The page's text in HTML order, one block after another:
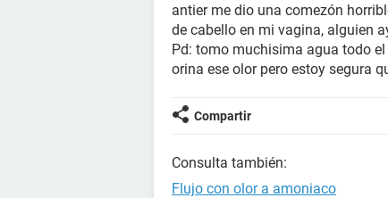
antier me dio una comezón
de cabello en mi vagina, alguien
Pd: tomo muchisima agua todo
orina ese olor pero estoy segura
Compartir
Consulta también:
Flujo con olor a amoniaco